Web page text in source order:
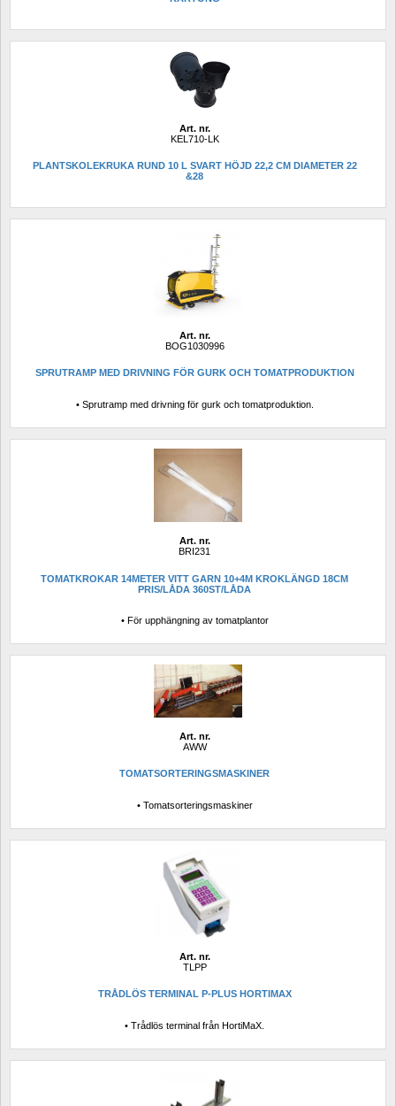
Art. nr.
KEL710-LK
PLANTSKOLEKRUKA RUND 10 L SVART HÖJD 22,2 CM DIAMETER 22
&28
Art. nr.
BOG1030996
SPRUTRAMP MED DRIVNING FÖR GURK OCH TOMATPRODUKTION
• Sprutramp med drivning för gurk och tomatproduktion.
Art. nr.
BRI231
TOMATKROKAR 14METER VITT GARN 10+4M KROKLÄNGD 18CM
PRIS/LÅDA 360ST/LÅDA
• För upphängning av tomatplantor
Art. nr.
AWW
TOMATSORTERINGSMASKINER
• Tomatsorteringsmaskiner
Art. nr.
TLPP
TRÅDLÖS TERMINAL P-PLUS HORTIMAX
• Trådlös terminal från HortiMaX.